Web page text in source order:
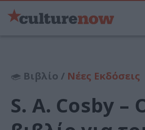
Βιβλίο / Νέες Εκδόσεις
S. A. Cosby –